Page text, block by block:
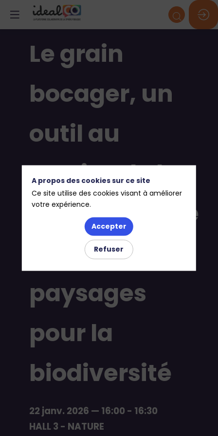
Le grain
bocager, un
outil au
service de la
fonctionnalité
paysages
pour la
biodiversité
22 janv. 2026—16:00- 16:30
HALL 3 - NATURE
A propos des cookies sur ce site
Ce site utilise des cookies visant à améliorer
votre expérience.
Accepter
Refuser